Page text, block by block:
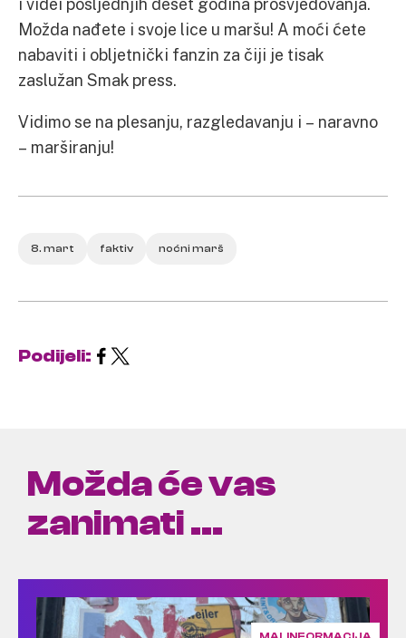
Možda nađete i svoje lice u maršu! A moći ćete
nabaviti i obljetnički fanzin za čiji je tisak
zaslužan Smak press.
Vidimo se na plesanju, razgledavanju i – naravno
– marširanju!
8. mart faktiv noćni marš
Podijeli:
Možda će vas
zanimati ...